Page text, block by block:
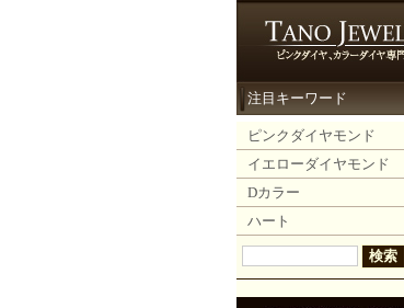
注目キーワード
ピンクダイヤモンド
イエローダイヤモンド
Dカラー
ハート